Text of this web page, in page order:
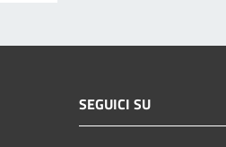
SEGUICI SU